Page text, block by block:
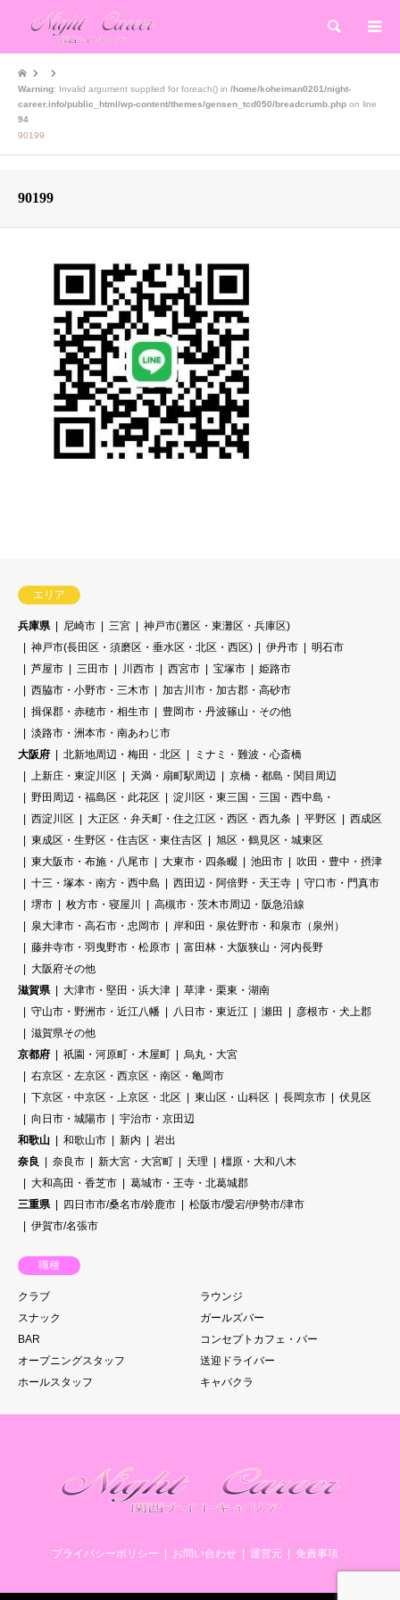
検索
Warning: Invalid argument supplied for foreach() in /home/koheiman0201/night-
career.info/public_html/wp-content/themes/gensen_tcd050/breadcrumb.php on line
94
90199
90199
エリア
兵庫県 尼崎市 三宮
神戸市(灘区・東灘区・兵庫区)
神戸市(長田区・須磨区・垂水区・北区・西区)
伊丹市
明石市
芦屋市
三田市 川西市 西宮市 宝塚市
姫路市
西脇市・小野市・三木市
加古川市・加古郡・高砂市
揖保郡・赤穂市・相生市
豊岡市・丹波篠山・その他
淡路市・洲本市・南あわじ市
大阪府
北新地周辺・梅田・北区
ミナミ・難波・心斎橋
上新庄・東淀川区
天満・扇町駅周辺
京橋・都島・関目周辺
野田周辺・福島区・此花区
淀川区・東三国・三国・西中島・
西淀川区
大正区・弁天町・住之江区・西区・西九条 平野区
西成区
東成区・生野区・住吉区・東住吉区
旭区・鶴見区・城東区
東大阪市・布施・八尾市
大東市・四条畷 池田市
吹田・豊中・摂津
十三・塚本・南方・西中島
西田辺・阿倍野・天王寺
守口市・門真市
堺市
枚方市・寝屋川
高槻市・茨木市周辺・阪急沿線
泉大津市・高石市・忠岡市
岸和田・泉佐野市・和泉市（泉州）
藤井寺市・羽曳野市・松原市
富田林・大阪狭山・河内長野
大阪府その他
滋賀県
大津市・堅田・浜大津
草津・栗東・湖南
守山市・野洲市・近江八幡
八日市・東近江 瀬田
彦根市・犬上郡
滋賀県その他
京都府
祇園・河原町・木屋町
烏丸・大宮
右京区・左京区・西京区・南区・亀岡市
下京区・中京区・上京区・北区
東山区・山科区 長岡京市
伏見区
向日市・城陽市
宇治市・京田辺
和歌山
和歌山市 新内
岩出
奈良
奈良市 新大宮・大宮町 天理
橿原・大和八木
大和高田・香芝市
葛城市・王寺・北葛城郡
三重県
四日市市/桑名市/鈴鹿市
松阪市/愛宕/伊勢市/津市
伊賀市/名張市
職種
クラブ
ラウンジ
スナック
ガールズバー
BAR
コンセプトカフェ・バー
オープニングスタッフ
送迎ドライバー
ホールスタッフ
キャバクラ
プライバシーポリシー お問い合わせ 運営元 免責事項